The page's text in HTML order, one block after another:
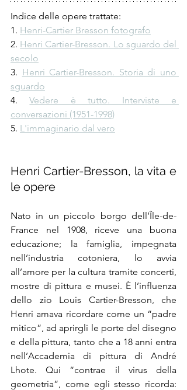
Indice delle opere trattate:
1. Henri-Cartier Bresson fotografo
2. Henri Cartier-Bresson. Lo sguardo del
secolo
3. Henri Cartier-Bresson. Storia di uno
sguardo
4. Vedere è tutto. Interviste e
conversazioni (1951-1998)
5. L'immaginario dal vero
Henri Cartier-Bresson, la vita e
le opere
Nato in un piccolo borgo dell’Île-de-
France nel 1908, riceve una buona
educazione; la famiglia, impegnata
nell’industria cotoniera, lo avvia
all’amore per la cultura tramite concerti,
mostre di pittura e musei. È l’influenza
dello zio Louis Cartier-Bresson, che
Henri amava ricordare come un “padre
mitico”, ad aprirgli le porte del disegno
e della pittura, tanto che a 18 anni entra
nell’Accademia di pittura di André
Lhote. Qui “contrae il virus della
geometria”, come egli stesso ricorda: